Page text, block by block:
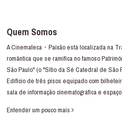
Quem Somos
A Cinemateca・Paixão está localizada na
romântica que se ramifica no famoso
São Paulo" (o "Sítio da Sé Catedral de São
Edifício de três pisos equipado com
sala de informação cinematográfica e
Entender um pouco mais